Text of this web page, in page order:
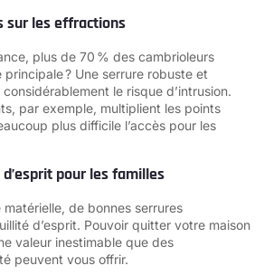
sur les effractions
plus de 70 % des cambrioleurs
? Une serrure robuste et
le risque d’intrusion.
par exemple, multiplient les points
plus difficile l’accès pour les
pour les familles
de bonnes serrures
d’esprit. Pouvoir quitter votre maison
valeur inestimable que des
peuvent vous offrir.